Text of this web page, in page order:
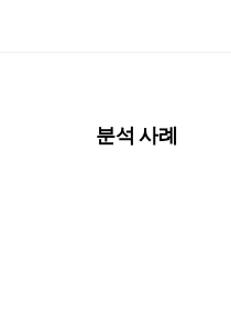
분석 사례